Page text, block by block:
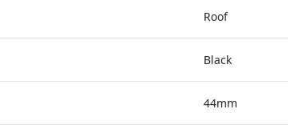
Roof
Black
44mm